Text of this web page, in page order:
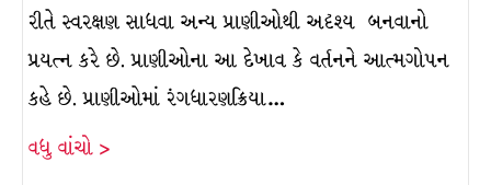
રીતે સ્વરક્ષણ સાધવા અન્ય પ્રાણીઓથી અદૃશ્ય બનવાનો
પ્રયત્ન કરે છે. પ્રાણીઓના આ દેખાવ કે વર્તનને આત્મગોપન
કહે છે. પ્રાણીઓમાં રંગધારણક્રિયા…
વધુ વાંચો >